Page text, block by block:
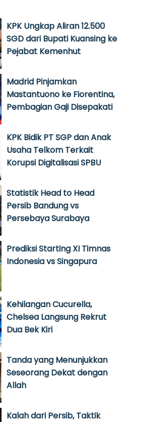
KPK Ungkap Aliran 12.500
SGD dari Bupati Kuansing ke
Pejabat Kemenhut
Madrid Pinjamkan
Mastantuono ke Fiorentina,
Pembagian Gaji Disepakati
KPK Bidik PT SGP dan Anak
Usaha Telkom Terkait
Korupsi Digitalisasi SPBU
Statistik Head to Head
Persib Bandung vs
Persebaya Surabaya
Prediksi Starting XI Timnas
Indonesia vs Singapura
Kehilangan Cucurella,
Chelsea Langsung Rekrut
Dua Bek Kiri
Tanda yang Menunjukkan
Seseorang Dekat dengan
Allah
Kalah dari Persib, Taktik